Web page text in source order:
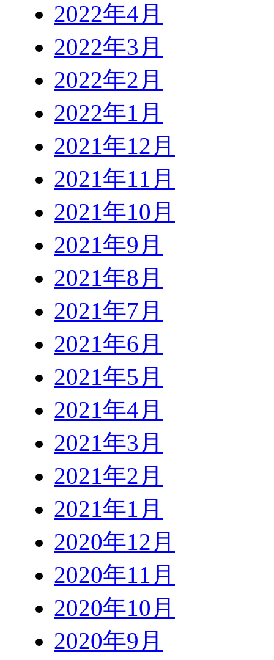
2022年4月
2022年3月
2022年2月
2022年1月
2021年12月
2021年11月
2021年10月
2021年9月
2021年8月
2021年7月
2021年6月
2021年5月
2021年4月
2021年3月
2021年2月
2021年1月
2020年12月
2020年11月
2020年10月
2020年9月